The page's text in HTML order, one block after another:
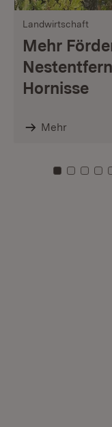
Landwirtschaft
Mehr
Hornisse
Mehr
ZuZuZu